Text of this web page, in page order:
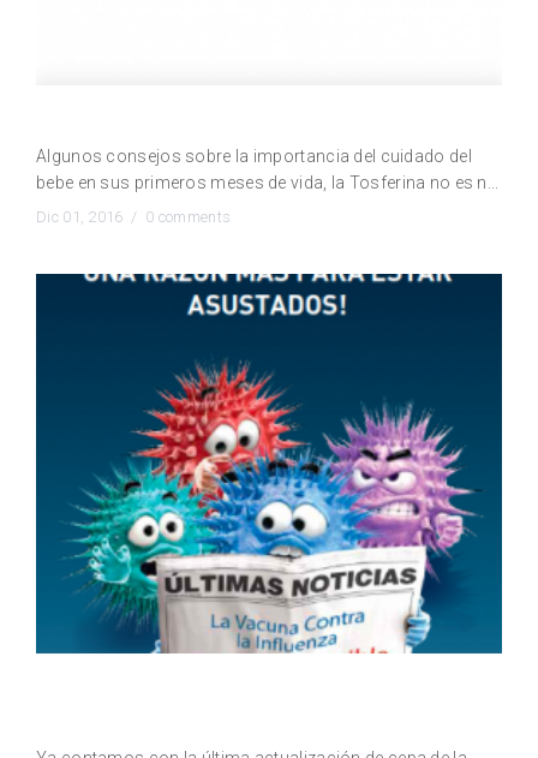
Algunos consejos sobre la importancia del cuidado del
bebe en sus primeros meses de vida, la Tosferina no es n...
Dic 01, 2016 / 0 comments